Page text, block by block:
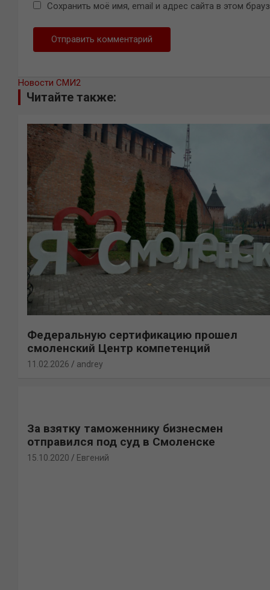
Сохранить моё имя, email и адрес сайта в этом
Новости СМИ2
Читайте также:
Федеральную сертификацию прошел
смоленский Центр компетенций
11.02.2026 andrey
За взятку таможеннику бизнесмен
отправился под суд в Смоленске
15.10.2020 Евгений